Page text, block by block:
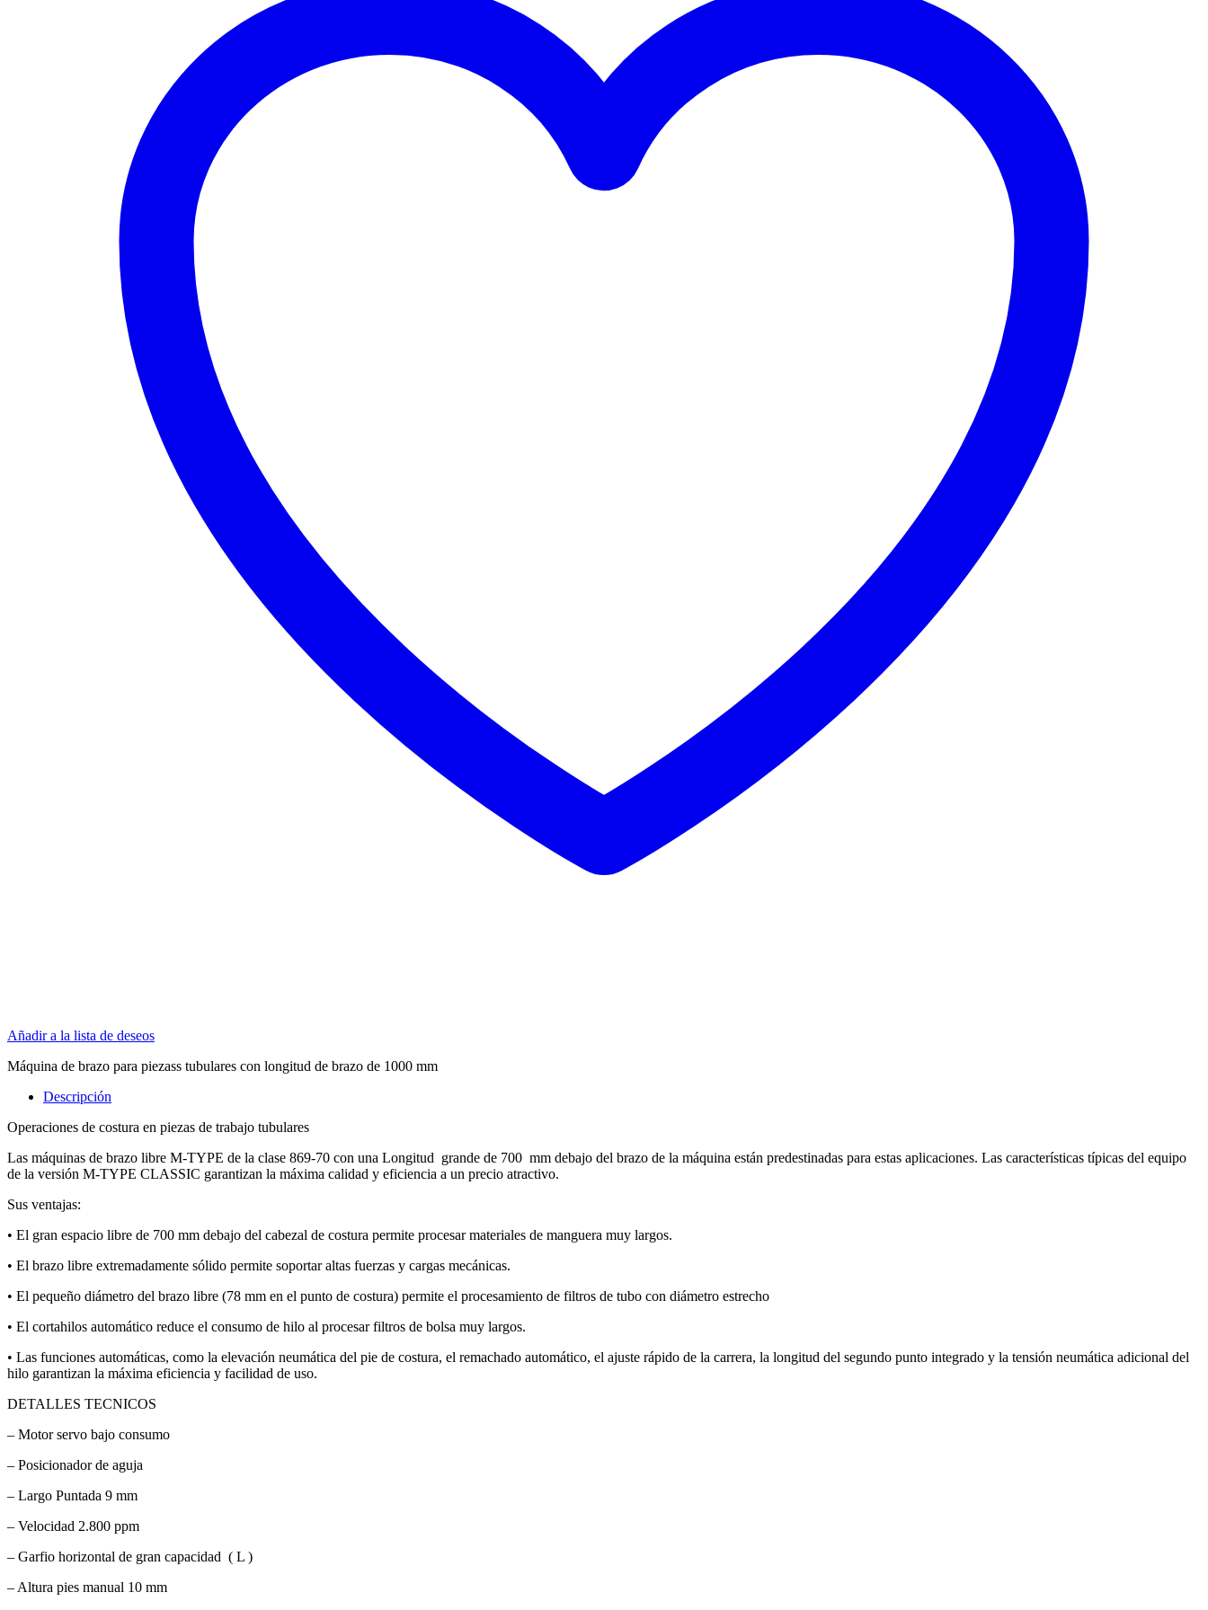
Añadir a la lista de deseos
Máquina de brazo para piezass tubulares con longitud de brazo de 1000 mm
Descripción
Operaciones de costura en piezas de trabajo tubulares
Las máquinas de brazo libre M-TYPE de la clase 869-70 con una Longitud grande de 700 mm debajo del brazo de la máquina están predestinadas para estas aplicaciones. Las características típicas del equipo
de la versión M-TYPE CLASSIC garantizan la máxima calidad y eficiencia a un precio atractivo.
Sus ventajas:
• El gran espacio libre de 700 mm debajo del cabezal de costura permite procesar materiales de manguera muy largos.
• El brazo libre extremadamente sólido permite soportar altas fuerzas y cargas mecánicas.
• El pequeño diámetro del brazo libre (78 mm en el punto de costura) permite el procesamiento de filtros de tubo con diámetro estrecho
• El cortahilos automático reduce el consumo de hilo al procesar filtros de bolsa muy largos.
• Las funciones automáticas, como la elevación neumática del pie de costura, el remachado automático, el ajuste rápido de la carrera, la longitud del segundo punto integrado y la tensión neumática adicional del
hilo garantizan la máxima eficiencia y facilidad de uso.
DETALLES TECNICOS
– Motor servo bajo consumo
– Posicionador de aguja
– Largo Puntada 9 mm
– Velocidad 2.800 ppm
– Garfio horizontal de gran capacidad ( L )
– Altura pies manual 10 mm